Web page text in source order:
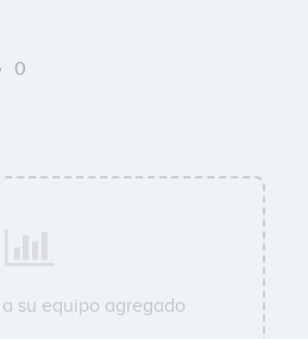
0
su equipo agregado